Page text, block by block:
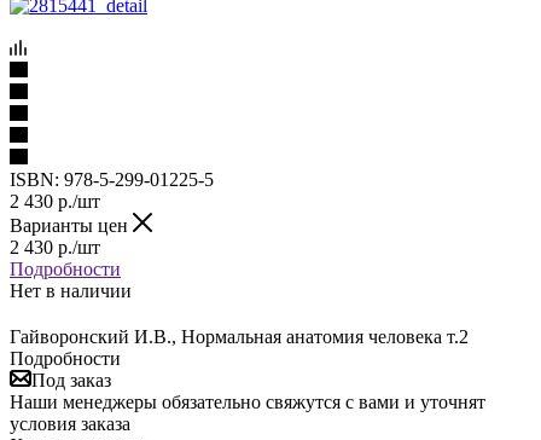
ISBN: 978-5-299-01225-5
2 430 р./шт
Варианты цен
2 430 р./шт
Подробности
Нет в наличии
Гайворонский И.В., Нормальная анатомия человека т.2
Подробности
Под заказ
Наши менеджеры обязательно свяжутся с вами и уточнят
условия заказа